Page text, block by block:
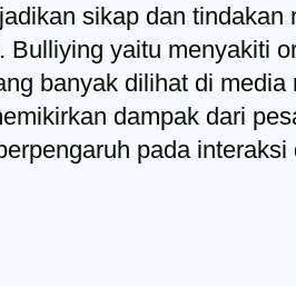
sikap dan
Bulliying yaitu menyakiti
banyak dilihat di
dampak dari
pada